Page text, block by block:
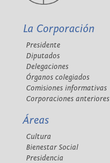
La Corporación
Presidente
Diputados
Delegaciones
Órganos colegiados
Comisiones informativas
Corporaciones anteriores
Áreas
Cultura
Bienestar Social
Presidencia